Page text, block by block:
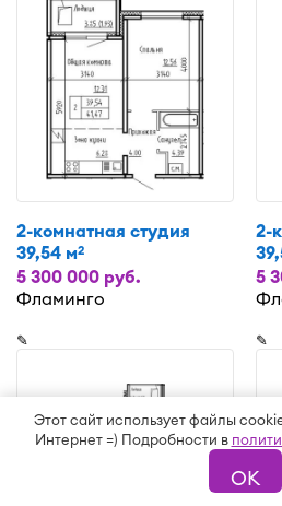
Этот сайт использует файлы
Интернет =) Подробности в
ОК
2-комнатная студия
39,54 м2
5 300 000 руб.
Фламинго
2-
5
✎ ✎